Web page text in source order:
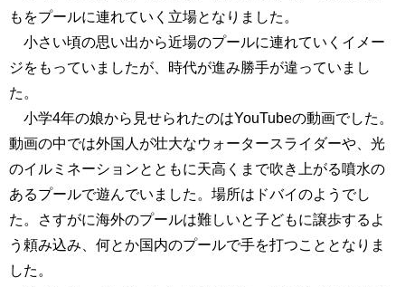
もをプールに連れていく立場となりました。
小さい頃の思い出から近場のプールに連れていくイメー
ジをもっていましたが、時代が進み勝手が違っていまし
た。
小学4年の娘から見せられたのはYouTubeの動画でした。
動画の中では外国人が壮大なウォータースライダーや、光
のイルミネーションとともに天高くまで吹き上がる噴水の
あるプールで遊んでいました。場所はドバイのようでし
た。さすがに海外のプールは難しいと子どもに譲歩するよ
う頼み込み、何とか国内のプールで手を打つこととなりま
した。